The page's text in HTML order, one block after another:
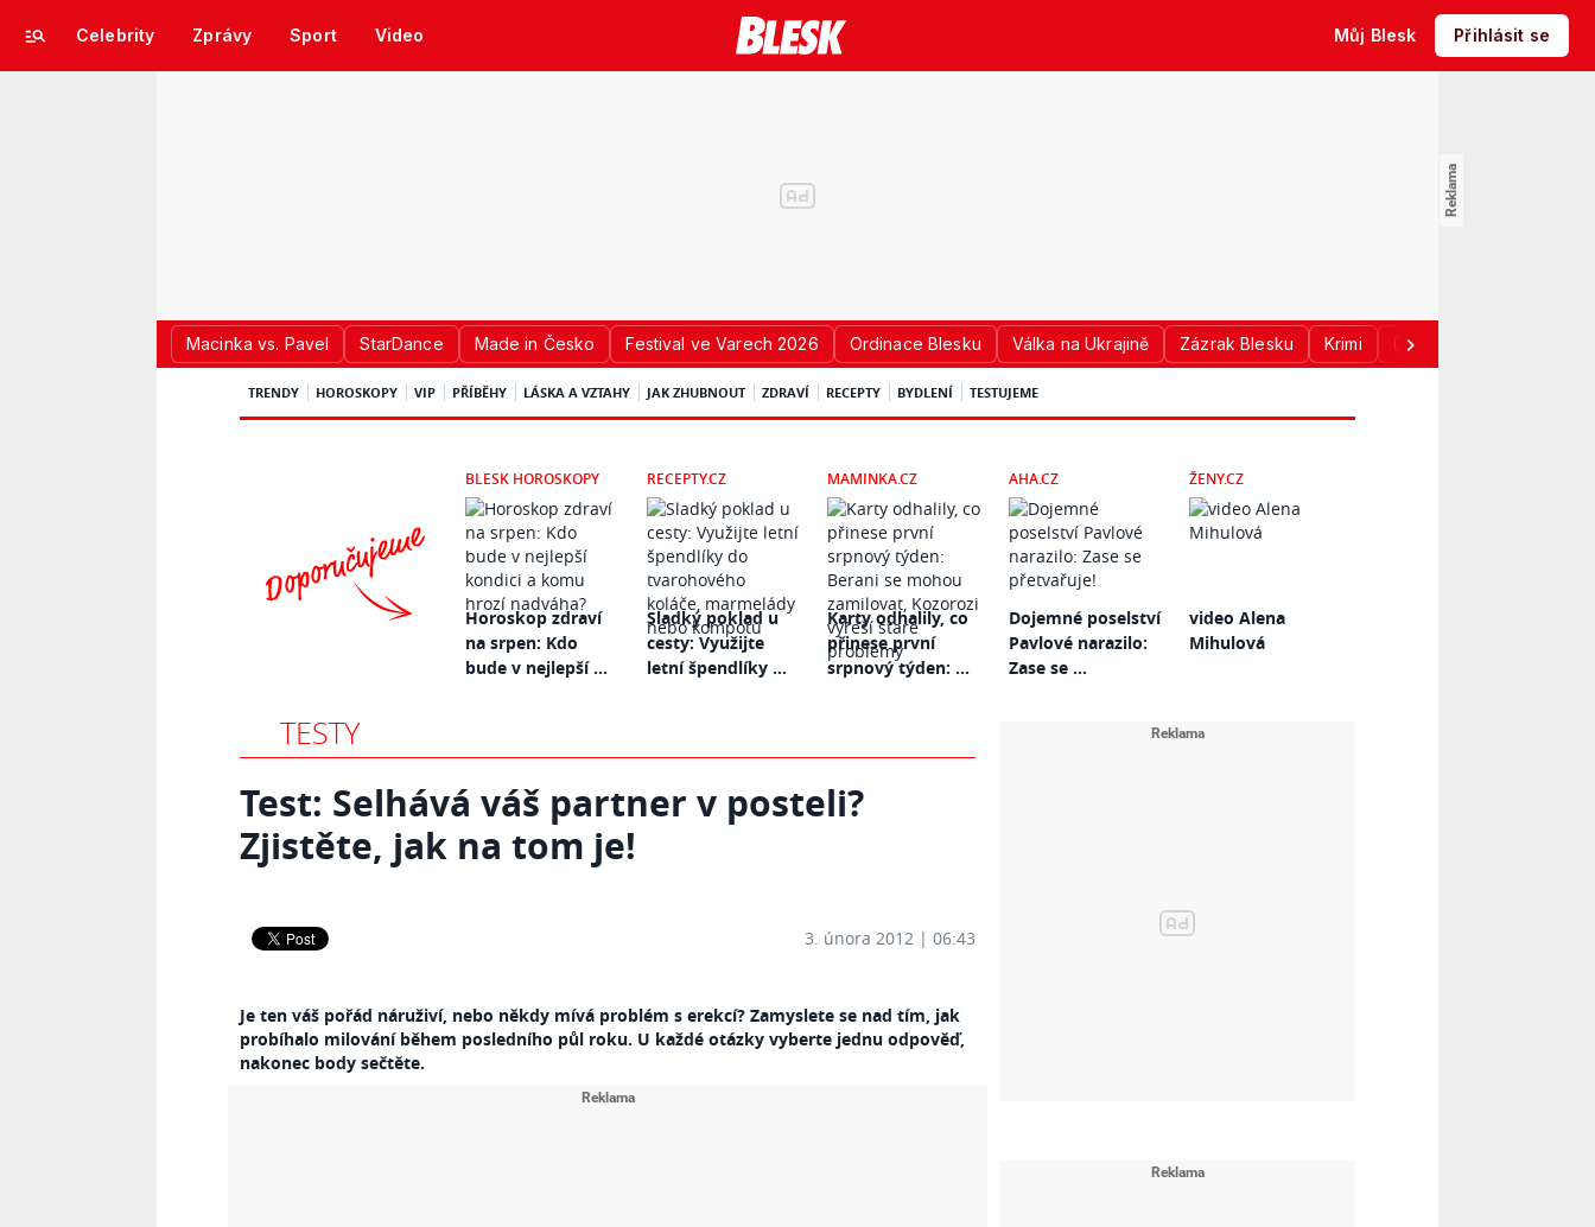
Celebrity Zprávy Sport Video Můj Blesk Přihlásit se
Macinka vs. Pavel StarDance Made in Česko Festival ve Varech 2026 Ordinace Blesku Válka na Ukrajině Zázrak Blesku Krimi Donald Trump
TRENDY HOROSKOPY VIP PŘÍBĚHY LÁSKA A VZTAHY JAK ZHUBNOUT ZDRAVÍ RECEPTY BYDLENÍ TESTUJEME
BLESK HOROSKOPY
Horoskop zdraví
na srpen: Kdo
bude v nejlepší ...
RECEPTY.CZ
Sladký poklad u
cesty: Využijte
letní špendlíky ...
MAMINKA.CZ
Karty odhalily, co
přinese první
srpnový týden: ...
AHA.CZ
Dojemné poselství
Pavlové narazilo:
Zase se ...
ŽENY.CZ
video Alena
Mihulová
TESTY
Test: Selhává váš partner v posteli?
Zjistěte, jak na tom je!
3. února 2012 | 06:43
Je ten váš pořád náruživí, nebo někdy mívá problém s erekcí? Zamyslete se nad tím, jak
probíhalo milování během posledního půl roku. U každé otázky vyberte jednu odpověď,
nakonec body sečtěte.